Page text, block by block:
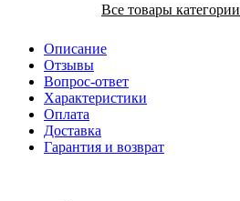
Все товары категории
Описание
Отзывы
Вопрос-ответ
Характеристики
Оплата
Доставка
Гарантия и возврат